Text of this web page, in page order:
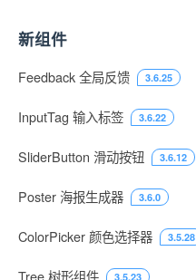
新组件
Feedback 全局反馈 3.6.25
InputTag 输入标签 3.6.22
SliderButton 滑动按钮 3.6.12
Poster 海报生成器 3.6.0
ColorPicker 颜色选择器 3.5.28
3.5.23